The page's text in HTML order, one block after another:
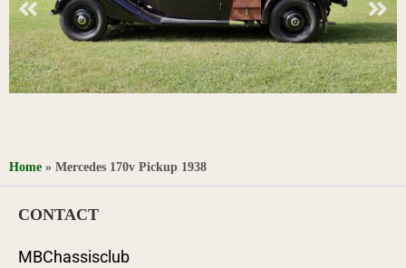
Home » Mercedes 170v Pickup 1938
CONTACT
MBChassisclub